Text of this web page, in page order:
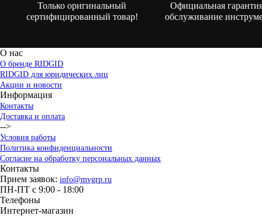
Только оригинальный
сертифицированный товар!
Официальная
обслуживание
О нас
О бренде RIDGID
RIDGID для юридических лиц
Акции и новости
Информация
Контакты
Доставка и оплата
-->
Условия работы
Политика конфиденциальности
Согласие на обработку персональных данных
Контакты
Прием заявок: info@mvgrp.ru
ПН-ПТ с 9:00 - 18:00
Телефоны
Интернет-магазин